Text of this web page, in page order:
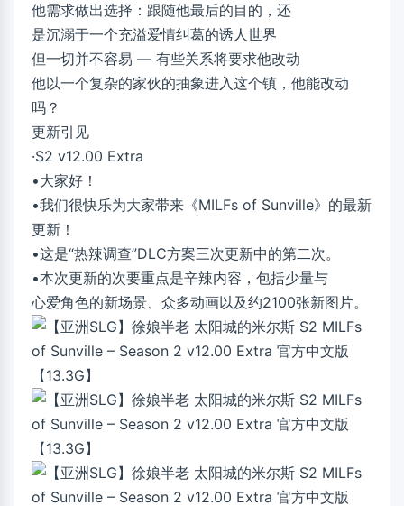
他需求做出选择：跟随他最后的目的，还
是沉溺于一个充溢爱情纠葛的诱人世界
但一切并不容易 — 有些关系将要求他改动
他以一个复杂的家伙的抽象进入这个镇，他能改动
吗？
更新引见
·S2 v12.00 Extra
•大家好！
•我们很快乐为大家带来《MILFs of Sunville》的最新
更新！
•这是“热辣调查”DLC方案三次更新中的第二次。
•本次更新的次要重点是辛辣内容，包括少量与
心爱角色的新场景、众多动画以及约2100张新图片。